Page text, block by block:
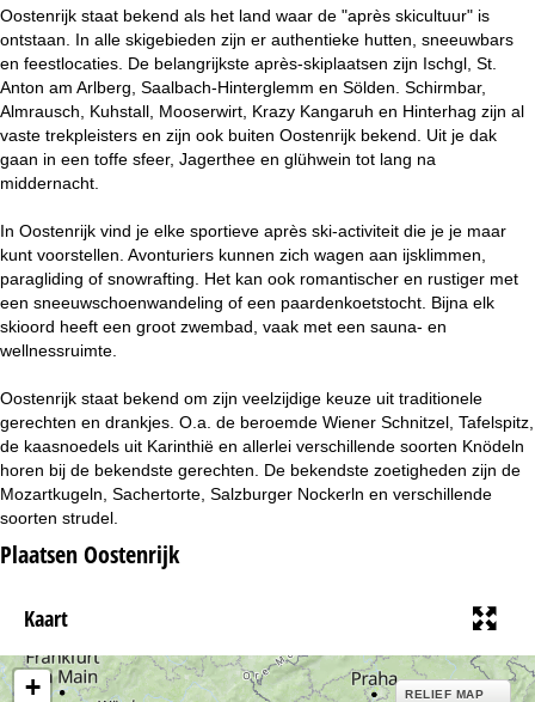
Oostenrijk staat bekend als het land waar de "après skicultuur" is
ontstaan. In alle skigebieden zijn er authentieke hutten, sneeuwbars
en feestlocaties. De belangrijkste après-skiplaatsen zijn Ischgl, St.
Anton am Arlberg, Saalbach-Hinterglemm en Sölden. Schirmbar,
Almrausch, Kuhstall, Mooserwirt, Krazy Kangaruh en Hinterhag zijn al
vaste trekpleisters en zijn ook buiten Oostenrijk bekend. Uit je dak
gaan in een toffe sfeer, Jagerthee en glühwein tot lang na
middernacht.
In Oostenrijk vind je elke sportieve après ski-activiteit die je je maar
kunt voorstellen. Avonturiers kunnen zich wagen aan ijsklimmen,
paragliding of snowrafting. Het kan ook romantischer en rustiger met
een sneeuwschoenwandeling of een paardenkoetstocht. Bijna elk
skioord heeft een groot zwembad, vaak met een sauna- en
wellnessruimte.
Oostenrijk staat bekend om zijn veelzijdige keuze uit traditionele
gerechten en drankjes. O.a. de beroemde Wiener Schnitzel, Tafelspitz,
de kaasnoedels uit Karinthië en allerlei verschillende soorten Knödeln
horen bij de bekendste gerechten. De bekendste zoetigheden zijn de
Mozartkugeln, Sachertorte, Salzburger Nockerln en verschillende
soorten strudel.
Plaatsen Oostenrijk
Kaart
+ RELIEF MAP